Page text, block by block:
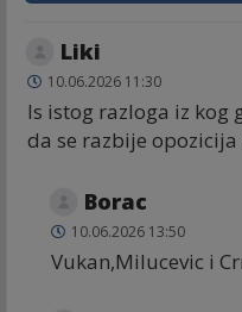
Liki
10.06.2026 11:30
Is istog razloga iz kog
da se razbije
Borac
10.06.2026 13:50
Vukan,Milucevic i